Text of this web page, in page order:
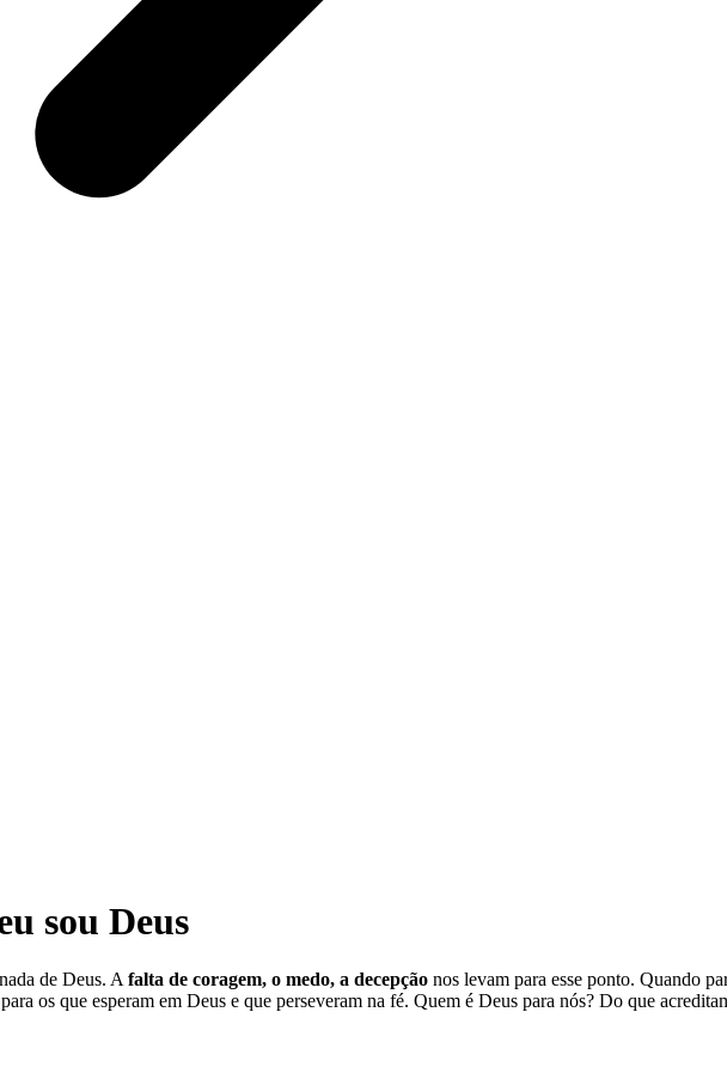
sou Deus
de Deus. A falta de coragem, o medo, a decepção nos levam para esse ponto. Quando
os que esperam em Deus e que perseveram na fé. Quem é Deus para nós? Do que